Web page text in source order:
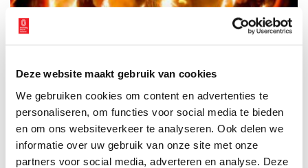
Deze website maakt gebruik van cookies
We gebruiken cookies om content en advertenties te
personaliseren, om functies voor social media te bieden
en om ons websiteverkeer te analyseren. Ook delen we
informatie over uw gebruik van onze site met onze
partners voor social media, adverteren en analyse. Deze
Onze christelijke feestdagen mogen dan vanzelfsprekend
lijken, hun oorsprong is eigenlijk ouder dan je denkt. Haast
alle feesten en hun symbolen, van de vrolijke paashaas tot de
gezellige kerstboom, zijn namelijk ontstaan uit heidense
(offer)feesten. De kerk was er alleen érg goed in om deze
bestaande feesten een christelijk tintje te geven.